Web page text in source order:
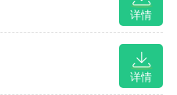
详情
详情